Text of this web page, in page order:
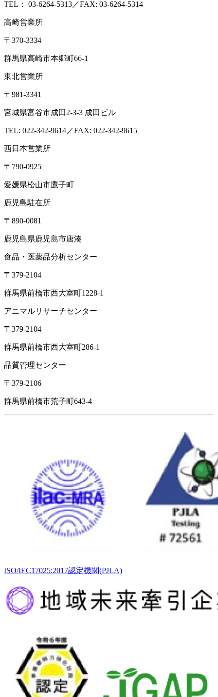
TEL： 03-6264-5313／FAX: 03-6264-5314
高崎営業所
〒370-3334
群馬県高崎市本郷町66-1
東北営業所
〒981-3341
宮城県富谷市成田2-3-3 成田ビル
TEL: 022-342-9614／FAX: 022-342-9615
西日本営業所
〒790-0925
愛媛県松山市鷹子町
鹿児島駐在所
〒890-0081
鹿児島県鹿児島市唐湊
食品・医薬品分析センター
〒379-2104
群馬県前橋市西大室町1228-1
アニマルリサーチセンター
〒379-2104
群馬県前橋市西大室町286-1
品質管理センター
〒379-2106
群馬県前橋市荒子町643-4
ISO/IEC17025:2017認定機関(PJLA)